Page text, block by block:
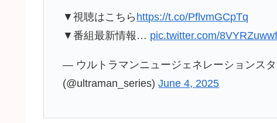
▼視聴はこちら https://t.co/PflvmGCpTq
▼番組最新情報… pic.twitter.com/
— ウルトラマンニュージェネレーションス
(@ultraman_series)June 4, 2025